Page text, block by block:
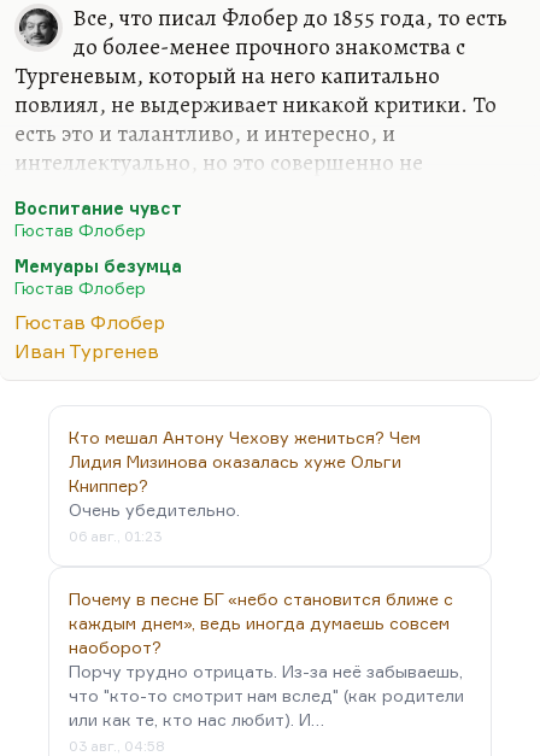
Все, что писал Флобер до 1855 года, то есть
до более-менее прочного знакомства с
Тургеневым, который на него капитально
повлиял, не выдерживает никакой критики. То
есть это и талантливо, и интересно, и
интеллектуально, но это совершенно не
культ формы появился у Флобера, когда он начал
читать Тургенева, говорить с Тургеневым. Вот
этот эстетизм, барственный эстетизм Тургенева
сильно на него повлиял. До этого все было не
литературой – это были такие записки.
При этом «Мемуары безумца» и вторая повесть
обнаруживают, как писал Белинский, «яркие и
точные искры большого таланта, сверкающие в
ночной темноте». Флобер ведь этого никогда не
печатал. Вы…
Воспитание чувст
Гюстав Флобер
Мемуары безумца
Гюстав Флобер
Гюстав Флобер
Иван Тургенев
Кто мешал Антону Чехову жениться? Чем
Лидия Мизинова оказалась хуже Ольги
Книппер?
Очень убедительно.
06 авг., 01:23
Почему в песне БГ «небо становится ближе с
каждым днем», ведь иногда думаешь совсем
наоборот?
Порчу трудно отрицать. Из-за неё забываешь,
что "кто-то смотрит нам вслед" (как родители
или как те, кто нас любит). И…
03 авг., 04:58